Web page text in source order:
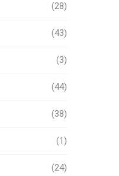
(28)
(43)
(3)
(44)
(38)
(1)
(24)